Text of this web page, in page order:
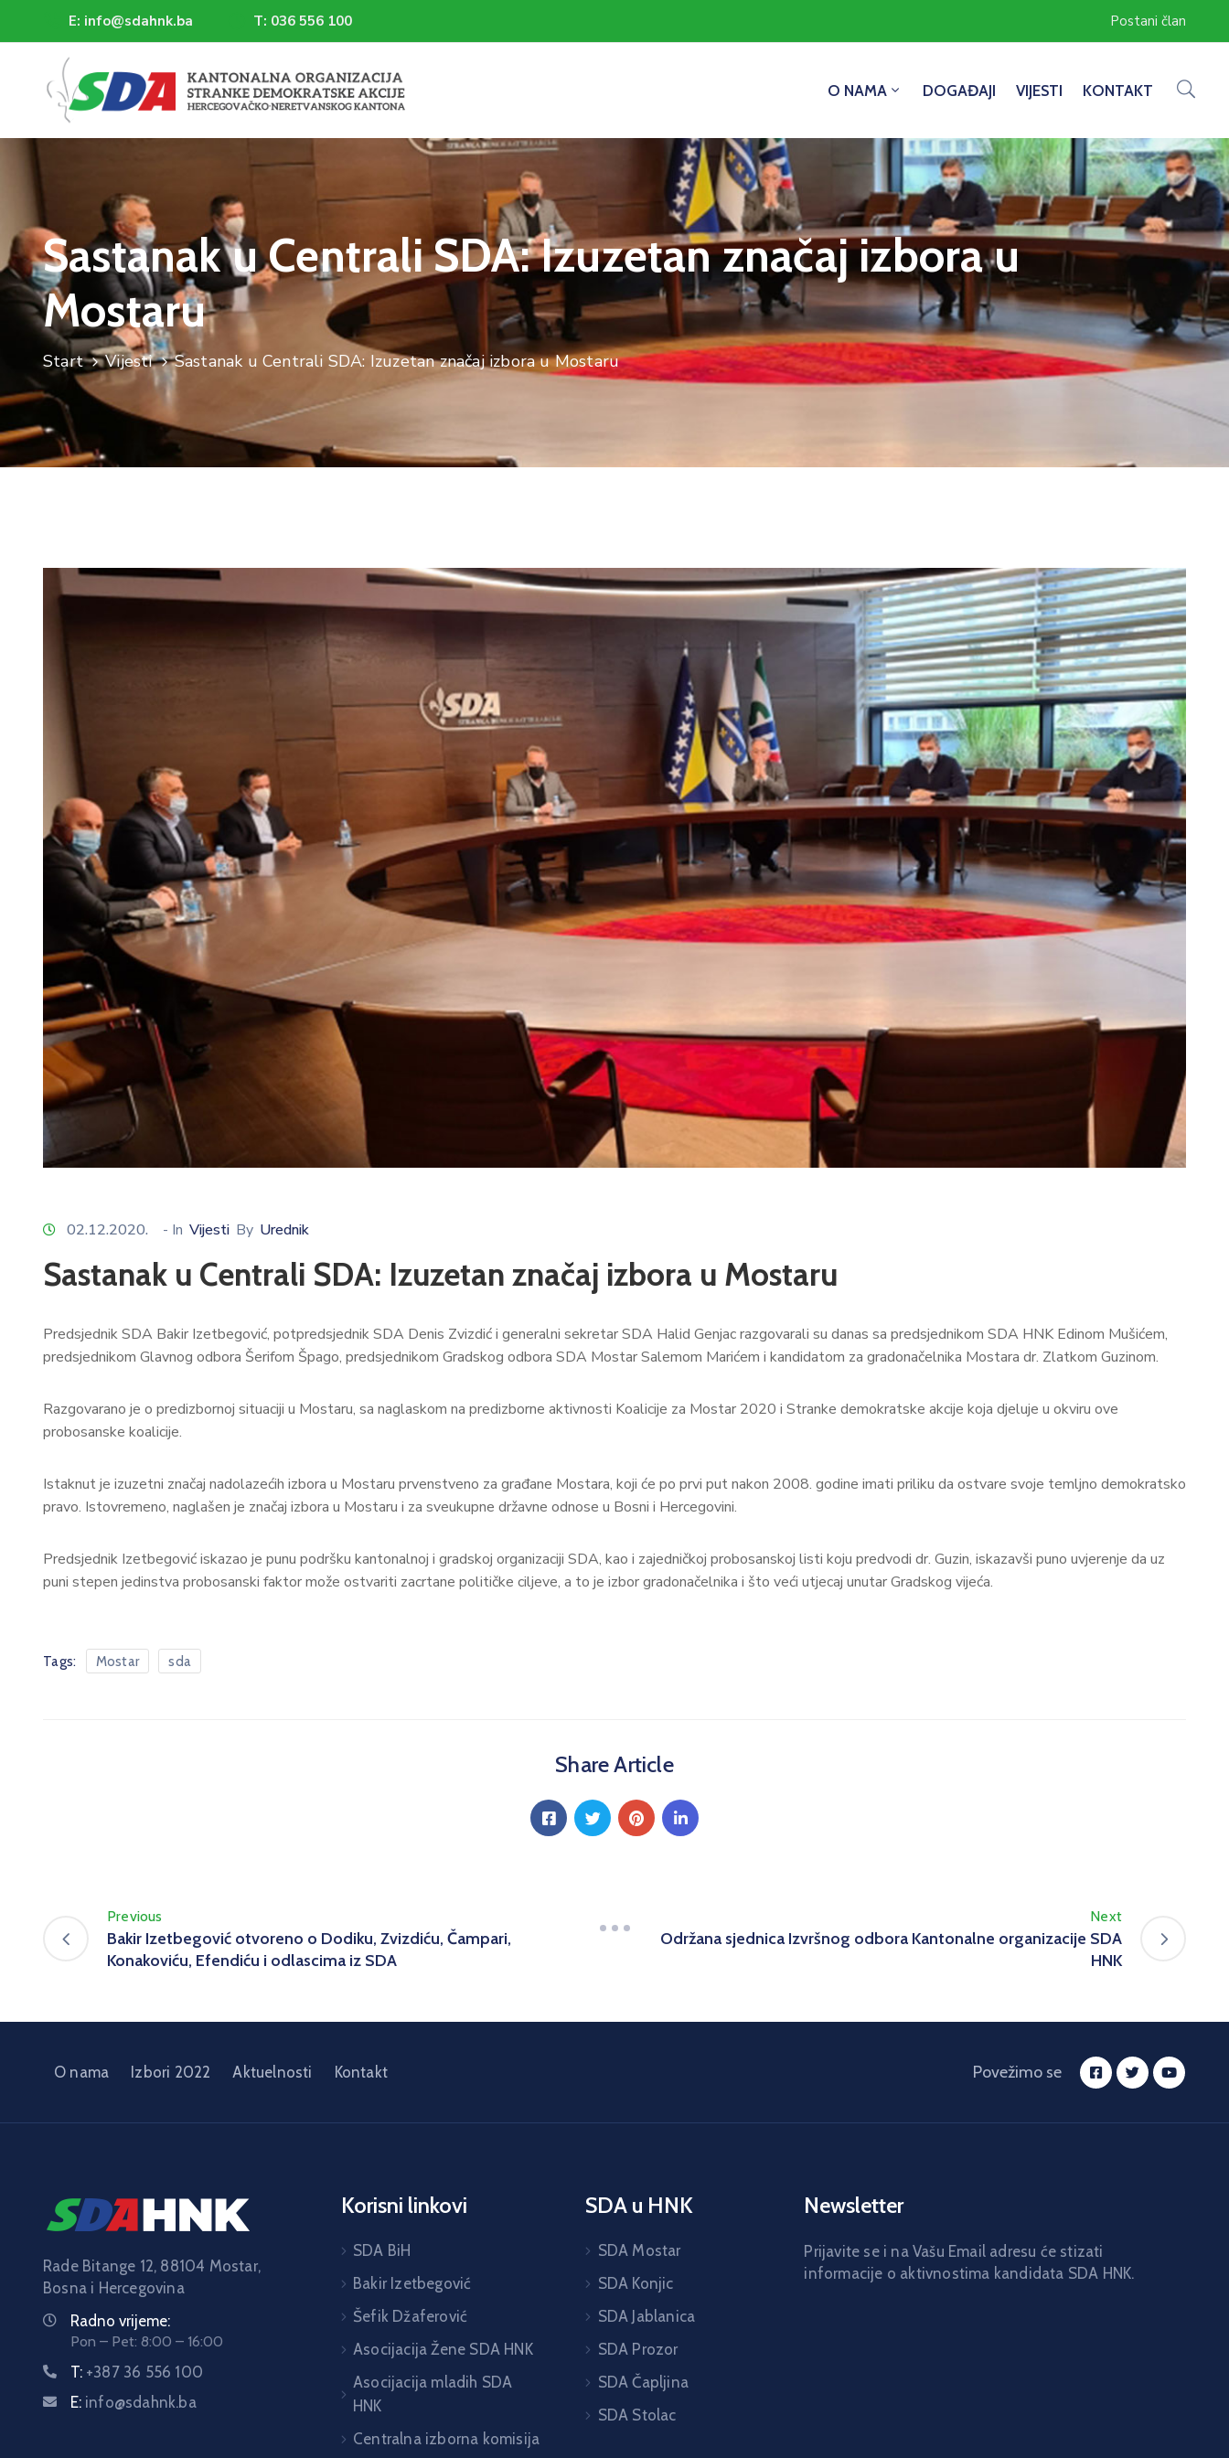
E: info@sdahnk.ba T: 036 556 100 Postani član
O NAMA DOGAĐAJI VIJESTI KONTAKT
Sastanak u Centrali SDA: Izuzetan značaj izbora u
Mostaru
Start Vijesti Sastanak u Centrali SDA: Izuzetan značaj izbora u Mostaru
02.12.2020. - In Vijesti By Urednik
Sastanak u Centrali SDA: Izuzetan značaj izbora u Mostaru
Predsjednik SDA Bakir Izetbegović, potpredsjednik SDA Denis Zvizdić i generalni sekretar SDA Halid Genjac razgovarali su danas sa predsjednikom SDA HNK Edinom Mušićem,
predsjednikom Glavnog odbora Šerifom Špago, predsjednikom Gradskog odbora SDA Mostar Salemom Marićem i kandidatom za gradonačelnika Mostara dr. Zlatkom Guzinom.
Razgovarano je o predizbornoj situaciji u Mostaru, sa naglaskom na predizborne aktivnosti Koalicije za Mostar 2020 i Stranke demokratske akcije koja djeluje u okviru ove
probosanske koalicije.
Istaknut je izuzetni značaj nadolazećih izbora u Mostaru prvenstveno za građane Mostara, koji će po prvi put nakon 2008. godine imati priliku da ostvare svoje temljno demokratsko
pravo. Istovremeno, naglašen je značaj izbora u Mostaru i za sveukupne državne odnose u Bosni i Hercegovini.
Predsjednik Izetbegović iskazao je punu podršku kantonalnoj i gradskoj organizaciji SDA, kao i zajedničkoj probosanskoj listi koju predvodi dr. Guzin, iskazavši puno uvjerenje da uz
puni stepen jedinstva probosanski faktor može ostvariti zacrtane političke ciljeve, a to je izbor gradonačelnika i što veći utjecaj unutar Gradskog vijeća.
Tags: Mostar sda
Share Article
Previous
Bakir Izetbegović otvoreno o Dodiku, Zvizdiću, Čampari,
Konakoviću, Efendiću i odlascima iz SDA
Next
Održana sjednica Izvršnog odbora Kantonalne organizacije SDA
HNK
O nama Izbori 2022 Aktuelnosti Kontakt Povežimo se
Rade Bitange 12, 88104 Mostar,
Bosna i Hercegovina
Radno vrijeme:
Pon – Pet: 8:00 – 16:00
T: +387 36 556 100
E: info@sdahnk.ba
Korisni linkovi
SDA BiH
Bakir Izetbegović
Šefik Džaferović
Asocijacija Žene SDA HNK
Asocijacija mladih SDA
HNK
Centralna izborna komisija
SDA u HNK
SDA Mostar
SDA Konjic
SDA Jablanica
SDA Prozor
SDA Čapljina
SDA Stolac
Newsletter
Prijavite se i na Vašu Email adresu će stizati
informacije o aktivnostima kandidata SDA HNK.